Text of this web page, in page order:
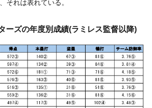
それは表れている。
ーズの年度別成績(ラミレス監督以降)